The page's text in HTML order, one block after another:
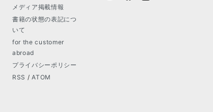
メディア掲載情報
書籍の状態の表記につ
いて
for the customer
abroad
プライバシーポリシー
RSS /ATOM